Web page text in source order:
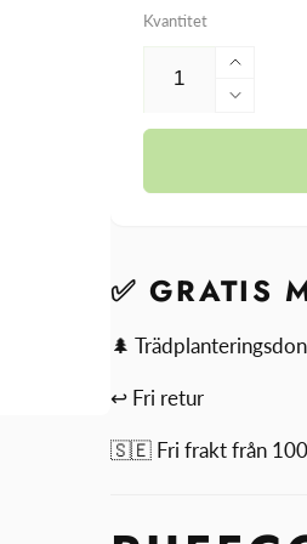
Kvantitet
Öka
kvantitet
för
Minska
✅ GRATIS
🌲
↩ Fri retur
🇸🇪 Fri frakt från